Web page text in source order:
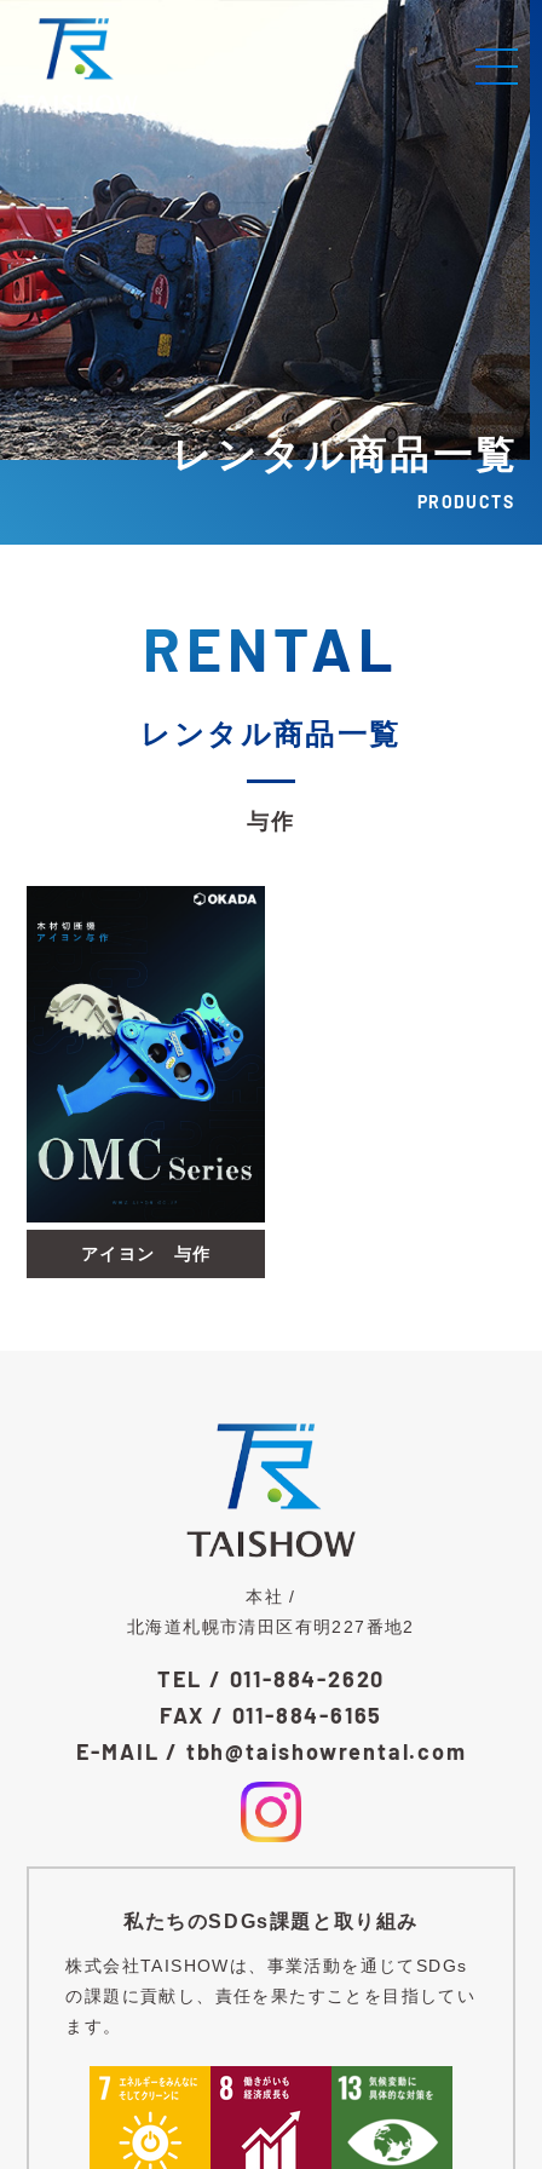
レンタル商品一覧
PRODUCTS
RENTAL
レンタル商品一覧
与作
アイヨン 与作
本社 /
北海道札幌市清田区有明227番地2
TEL / 011-884-2620
FAX / 011-884-6165
E-MAIL / tbh@taishowrental.com
私たちのSDGs課題と取り組み
株式会社TAISHOWは、事業活動を通じてSDGs
の課題に貢献し、責任を果たすことを目指してい
ます。